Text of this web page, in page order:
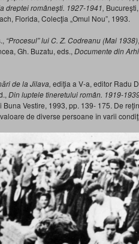
dreptei româneşti. 1927-1941,
Florida, Colecţia „Omul Nou”, 1993.
“Procesul” lui C. Z. Codreanu (Mai 1938)
Gh. Buzatu, eds., Documente din
de la Jilava, ediţia a V-a, editor Radu
Din luptele tineretului român. 1919-
Vestire, 1993, pp. 139- 175. De
de diverse persoane în varii